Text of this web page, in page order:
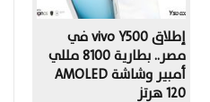
إطلاق vivo Y500 في
مصر.. بطارية 8100 مللي
أمبير وشاشة AMOLED
120 هرتز